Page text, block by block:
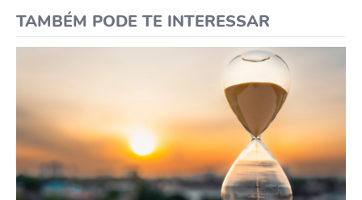
TAMBÉM PODE TE INTERESSAR